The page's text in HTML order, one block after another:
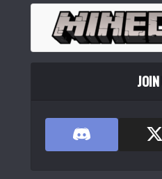
日本語配列 ...
( 543223)